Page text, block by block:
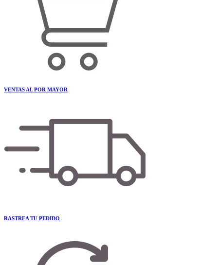
VENTAS AL POR MAYOR
RASTREA TU PEDIDO